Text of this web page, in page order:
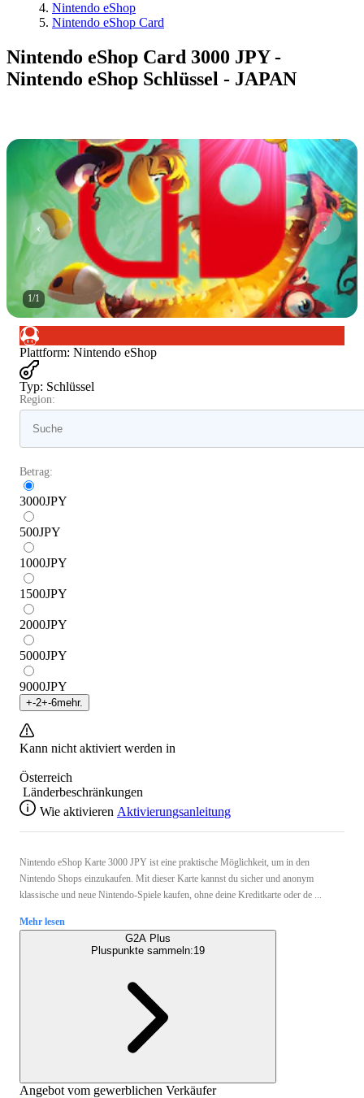
Nintendo eShop
Nintendo eShop Card
Nintendo eShop Card 3000 JPY -
Nintendo eShop Schlüssel - JAPAN
1/1
Plattform: Nintendo eShop
Typ: Schlüssel
Region:
Betrag:
3000JPY
500JPY
1000JPY
1500JPY
2000JPY
5000JPY
9000JPY
+-2+-6mehr.
Kann nicht aktiviert werden in
Österreich
Länderbeschränkungen
Wie aktivieren Aktivierungsanleitung
Nintendo eShop Karte 3000 JPY ist eine praktische Möglichkeit, um in den
Nintendo Shops einzukaufen. Mit dieser Karte kannst du sicher und anonym
klassische und neue Nintendo-Spiele kaufen, ohne deine Kreditkarte oder de ...
Mehr lesen
G2A Plus
Pluspunkte sammeln:19
Angebot vom gewerblichen Verkäufer